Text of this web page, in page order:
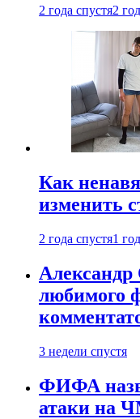
2 года спустя2
Как
изменить
2 года спустя1
Александр
любимого
3 недели спустя
ФИФА
атаки на